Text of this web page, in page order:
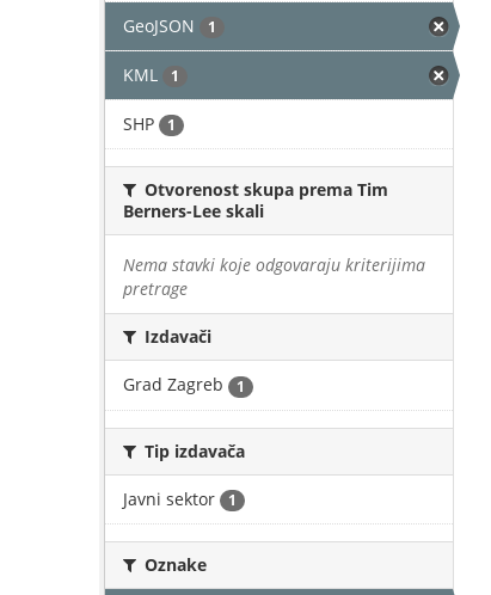
GeoJSON 1
KML 1
SHP 1
Otvorenost skupa prema Tim
Berners-Lee skali
Nema stavki koje odgovaraju kriterijima
pretrage
Izdavači
Grad Zagreb 1
Tip izdavača
Javni sektor 1
Oznake